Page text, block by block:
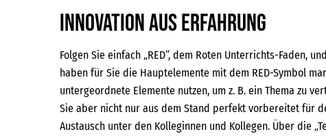
Innovation aus Erfahrung
Folgen Sie einfach „RED“, dem Roten Unterrichts-Faden,
haben für Sie die Hauptelemente mit dem RED-Symbol
untergeordnete Elemente nutzen, um z. B. ein Thema zu
Sie aber nicht nur aus dem Stand perfekt vorbereitet für
Austausch unter den Kolleginnen und Kollegen. Über die